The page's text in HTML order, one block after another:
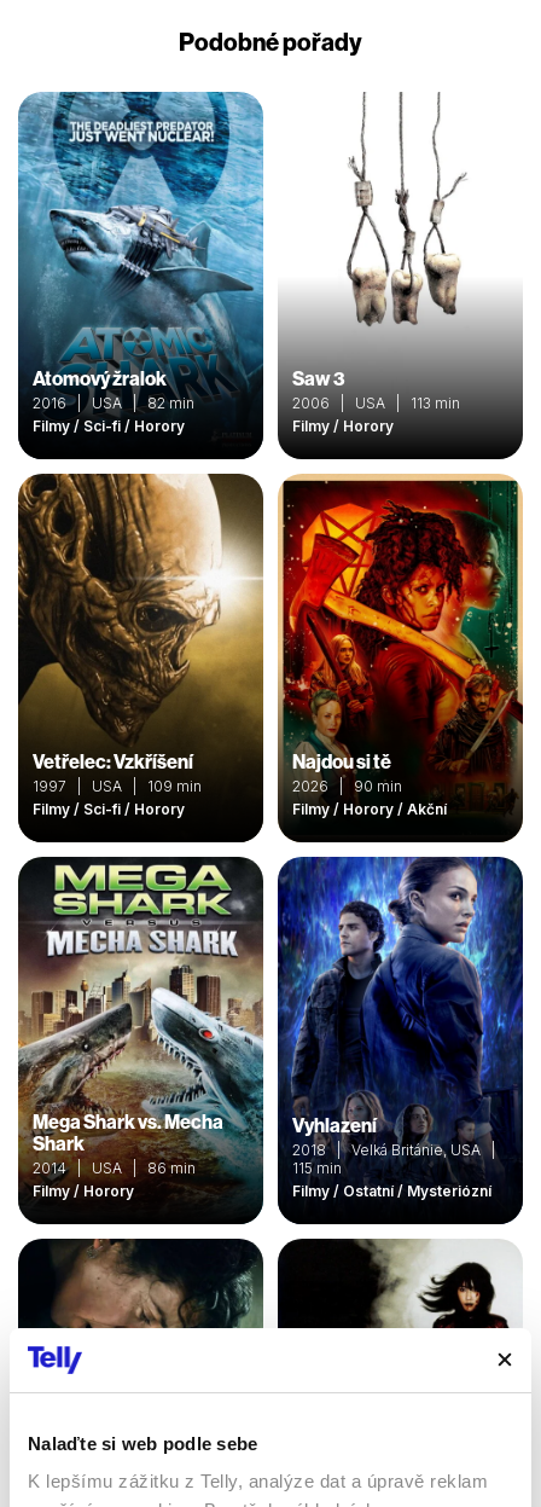
Nalaďte si web podle sebe
K lepšímu zážitku z Telly, analýze dat a úpravě reklam
Podobné pořady
Atomový žralok
2016 | USA | 82 min
Filmy / Sci-fi / Horory
Saw 3
2006 | USA | 113 min
Filmy / Horory
Vetřelec: Vzkříšení
1997 | USA | 109 min
Filmy / Sci-fi / Horory
Najdou si tě
2026 | 90 min
Filmy / Horory / Akční
Mega Shark vs. Mecha
Shark
2014 | USA | 86 min
Filmy / Horory
Vyhlazení
2018 | Velká Británie, USA |
115 min
Filmy / Ostatní / Mysteriózní